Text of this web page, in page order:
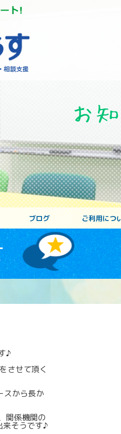
障がいをお持ちの方へ
ブログ ご利用につ
♪
させて頂く
スから長か
関係機関の
来そうです♪